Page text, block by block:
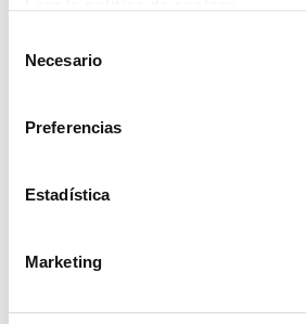
Necesario
Preferencias
Estadística
Marketing
Telf. +34 94 403 77 99
Contacto